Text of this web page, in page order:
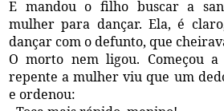
E mandou o filho buscar a
mulher para dançar. Ela, é
dançar com o defunto, que
O morto nem ligou. Começou a
repente a mulher viu que um
e ordenou: